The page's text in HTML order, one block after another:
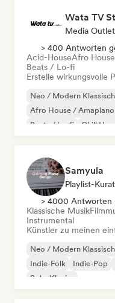
Wata TV
Media
> 400 Antworten
Acid-HouseAfro
Beats / Lo-fi
Erstelle wirkungsvolle
Neo / Modern Klassisch
Afro House / Amapiano
Beats / Lo-fi
Chill
Samyula
Playlist-
> 4000 Antworten
Klassische Musik
Instrumental
Künstler zu meinen
Neo / Modern Klassisch
Indie-Folk
Indie-Pop
Solo-Klavier